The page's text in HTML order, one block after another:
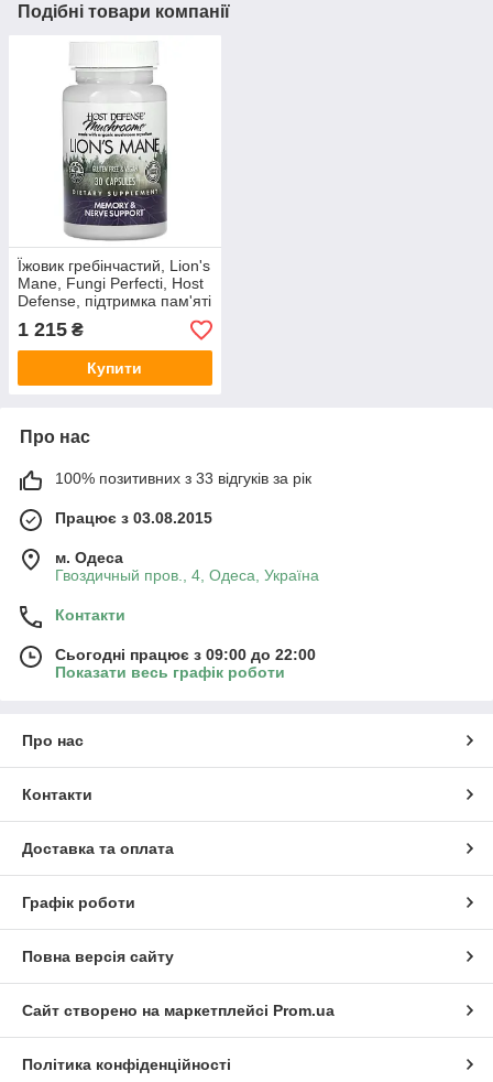
Подібні товари компанії
Їжовик гребінчастий, Lion's
Mane, Fungi Perfecti, Host
Defense, підтримка пам'яті
та нервів, 1 г, 30
вегетаріанських капсул
1 215 ₴
Купити
Про нас
100% позитивних з 33 відгуків за рік
Працює з 03.08.2015
м. Одеса
Гвоздичный пров., 4, Одеса, Україна
Контакти
Сьогодні працює з 09:00 до 22:00
Показати весь графік роботи
Про нас
Контакти
Доставка та оплата
Графік роботи
Повна версія сайту
Сайт створено на маркетплейсі Prom.ua
Політика конфіденційності